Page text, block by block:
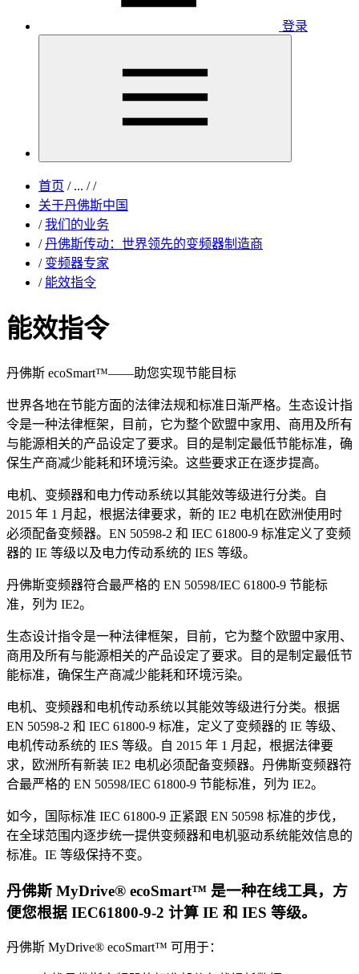
登录
首页 /... / /
关于丹佛斯中国
/ 我们的业务
/ 丹佛斯传动：世界领先的变频器制造商
/ 变频器专家
/ 能效指令
能效指令
丹佛斯 ecoSmart™——助您实现节能目标
世界各地在节能方面的法律法规和标准日渐严格。生态设计指
令是一种法律框架，目前，它为整个欧盟中家用、商用及所有
与能源相关的产品设定了要求。目的是制定最低节能标准，确
保生产商减少能耗和环境污染。这些要求正在逐步提高。
电机、变频器和电力传动系统以其能效等级进行分类。自
2015 年 1 月起，根据法律要求，新的 IE2 电机在欧洲使用时
必须配备变频器。EN 50598-2 和 IEC 61800-9 标准定义了变频
器的 IE 等级以及电力传动系统的 IES 等级。
丹佛斯变频器符合最严格的 EN 50598/IEC 61800-9 节能标
准，列为 IE2。
生态设计指令是一种法律框架，目前，它为整个欧盟中家用、
商用及所有与能源相关的产品设定了要求。目的是制定最低节
能标准，确保生产商减少能耗和环境污染。
电机、变频器和电机传动系统以其能效等级进行分类。根据
EN 50598-2 和 IEC 61800-9 标准，定义了变频器的 IE 等级、
电机传动系统的 IES 等级。自 2015 年 1 月起，根据法律要
求，欧洲所有新装 IE2 电机必须配备变频器。丹佛斯变频器符
合最严格的 EN 50598/IEC 61800-9 节能标准，列为 IE2。
如今，国际标准 IEC 61800-9 正紧跟 EN 50598 标准的步伐，
在全球范围内逐步统一提供变频器和电机驱动系统能效信息的
标准。IE 等级保持不变。
丹佛斯 MyDrive® ecoSmart™ 是一种在线工具，方
便您根据 IEC61800-9-2 计算 IE 和 IES 等级。
丹佛斯 MyDrive® ecoSmart™ 可用于：